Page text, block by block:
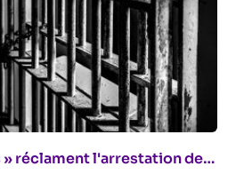
» réclament l'arrestation de…